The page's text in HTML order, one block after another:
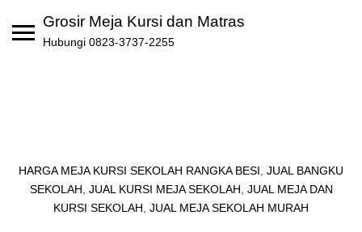
Grosir Meja Kursi dan Matras
Hubungi 0823-3737-2255
HARGA MEJA KURSI SEKOLAH RANGKA BESI JUAL BANGKU
SEKOLAH JUAL KURSI MEJA SEKOLAH JUAL MEJA DAN
KURSI SEKOLAH JUAL MEJA SEKOLAH MURAH